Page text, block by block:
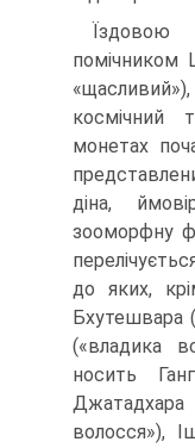
помічником
космічний
монетах
діна,
зооморфну
до яких,
Бхутешвара
(«владика
носить
волосся»),